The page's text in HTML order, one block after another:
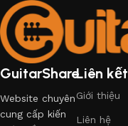
GuitarShare
Website chuyên
cung cấp kiến
Liên kết
Giới thiệu
Liên hệ